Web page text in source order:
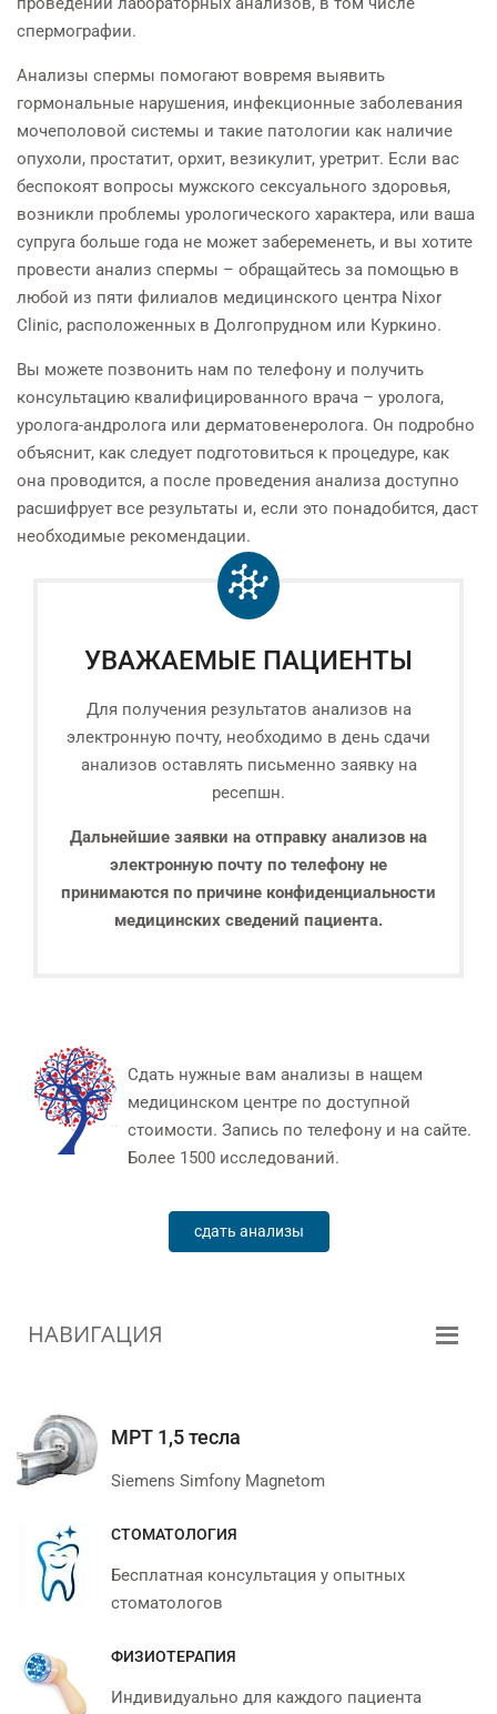
спермографии.
Анализы спермы помогают вовремя выявить
гормональные нарушения, инфекционные заболевания
мочеполовой системы и такие патологии как наличие
опухоли, простатит, орхит, везикулит, уретрит. Если вас
беспокоят вопросы мужского сексуального здоровья,
возникли проблемы урологического характера, или ваша
супруга больше года не может забеременеть, и вы хотите
провести анализ спермы – обращайтесь за помощью в
любой из пяти филиалов медицинского центра Nixor
Clinic, расположенных в Долгопрудном или Куркино.
Вы можете позвонить нам по телефону и получить
консультацию квалифицированного врача – уролога,
уролога-андролога или дерматовенеролога. Он подробно
объяснит, как следует подготовиться к процедуре, как
она проводится, а после проведения анализа доступно
расшифрует все результаты и, если это понадобится, даст
необходимые рекомендации.
УВАЖАЕМЫЕ ПАЦИЕНТЫ
Для получения результатов анализов на
электронную почту, необходимо в день сдачи
анализов оставлять письменно заявку на
ресепшн.
Дальнейшие заявки на отправку анализов на
электронную почту по телефону не
принимаются по причине конфиденциальности
медицинских сведений пациента.
Сдать нужные вам анализы в нащем
медицинском центре по доступной
стоимости. Запись по телефону и на сайте.
Более 1500 исследований.
сдать анализы
НАВИГАЦИЯ
МРТ 1,5 тесла
Siemens Simfony Magnetom
СТОМАТОЛОГИЯ
Бесплатная консультация у опытных
стоматологов
ФИЗИОТЕРАПИЯ
Индивидуально для каждого пациента